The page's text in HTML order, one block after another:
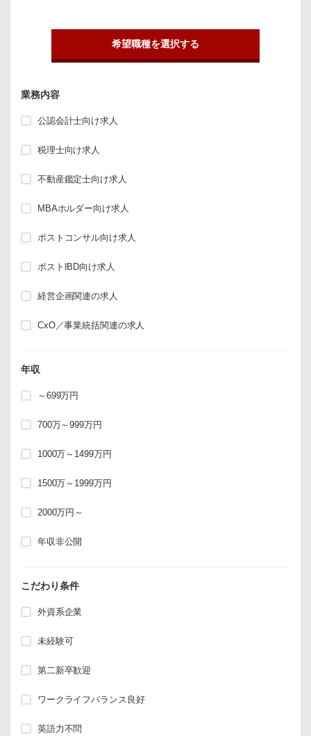
希望職種を選択する
業務内容
公認会計士向け求人
税理士向け求人
不動産鑑定士向け求人
MBAホルダー向け求人
ポストコンサル向け求人
ポストIBD向け求人
経営企画関連の求人
CxO／事業統括関連の求人
年収
～699万円
700万～999万円
1000万～1499万円
1500万～1999万円
2000万円～
年収非公開
こだわり条件
外資系企業
未経験可
第二新卒歓迎
ワークライフバランス良好
英語力不問